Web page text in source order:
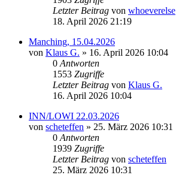
Letzter Beitrag von whoeverelse
18. April 2026 21:19
Manching, 15.04.2026
von Klaus G. » 16. April 2026 10:04
0 Antworten
1553 Zugriffe
Letzter Beitrag von Klaus G.
16. April 2026 10:04
INN/LOWI 22.03.2026
von scheteffen » 25. März 2026 10:31
0 Antworten
1939 Zugriffe
Letzter Beitrag von scheteffen
25. März 2026 10:31